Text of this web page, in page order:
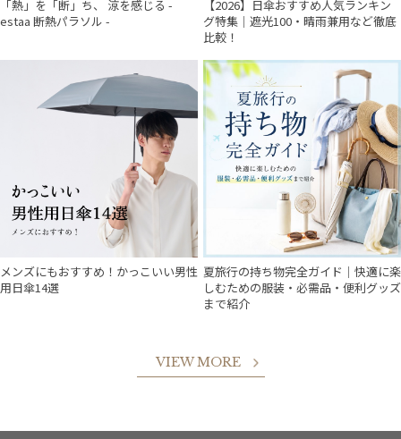
「熱」を「断」ち、 涼を感じる -
estaa 断熱パラソル -
【2026】日傘おすすめ人気ランキン
グ特集｜遮光100・晴雨兼用など徹底
比較！
メンズにもおすすめ！かっこいい男性
用日傘14選
夏旅行の持ち物完全ガイド｜快適に楽
しむための服装・必需品・便利グッズ
まで紹介
VIEW MORE